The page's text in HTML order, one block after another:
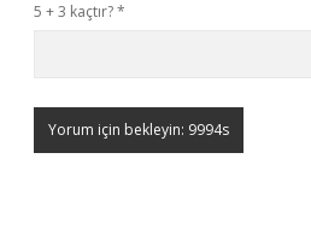
5 + 3 kaçtır?*